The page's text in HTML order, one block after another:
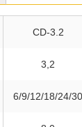
CD-3.2
3,2
6/9/12/18/24/30